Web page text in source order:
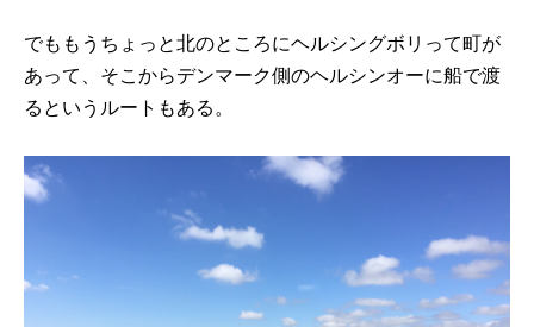
でももうちょっと北のところにヘルシングボリって町が
あって、そこからデンマーク側のヘルシンオーに船で渡
るというルートもある。